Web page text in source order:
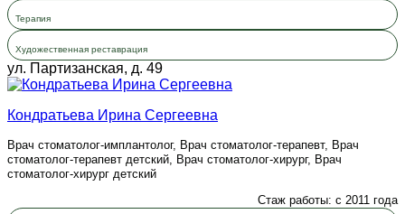
Терапия
Художественная реставрация
ул. Партизанская, д. 49
Кондратьева Ирина Сергеевна
Врач стоматолог-имплантолог, Врач стоматолог-терапевт, Врач
стоматолог-терапевт детский, Врач стоматолог-хирург, Врач
стоматолог-хирург детский
Стаж работы: с 2011 года